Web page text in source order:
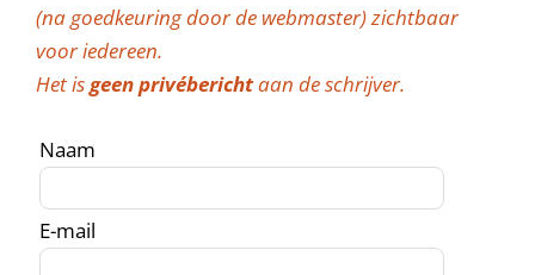
(na goedkeuring door de webmaster) zichtbaar
voor iedereen.
Het isgeen privéberichtaan de schrijver.
Naam
E-mail